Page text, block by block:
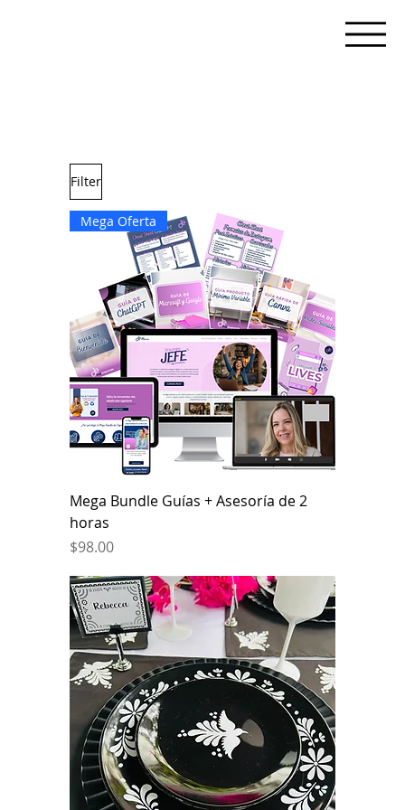
Filter
Mega Oferta
Mega Bundle Guías + Asesoría de 2
horas
Price
$98.00